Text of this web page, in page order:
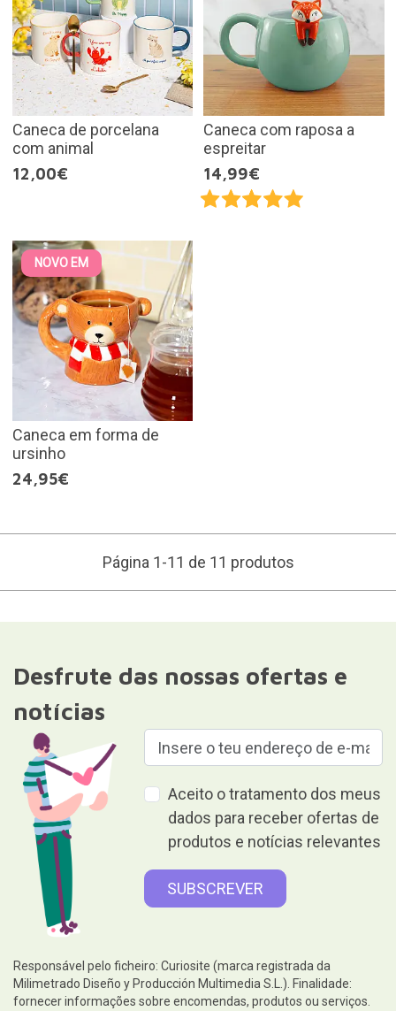
Caneca de porcelana
com animal
12,00€
Caneca com raposa a
espreitar
14,99€
NOVO EM
Caneca em forma de
ursinho
24,95€
Página 1-11 de 11 produtos
Desfrute das nossas ofertas e
notícias
Aceito o tratamento dos meus
dados para receber ofertas de
produtos e notícias relevantes
Responsável pelo ficheiro: Curiosite (marca registrada da
Milimetrado Diseño y Producción Multimedia S.L.). Finalidade:
fornecer informações sobre encomendas, produtos ou serviços.